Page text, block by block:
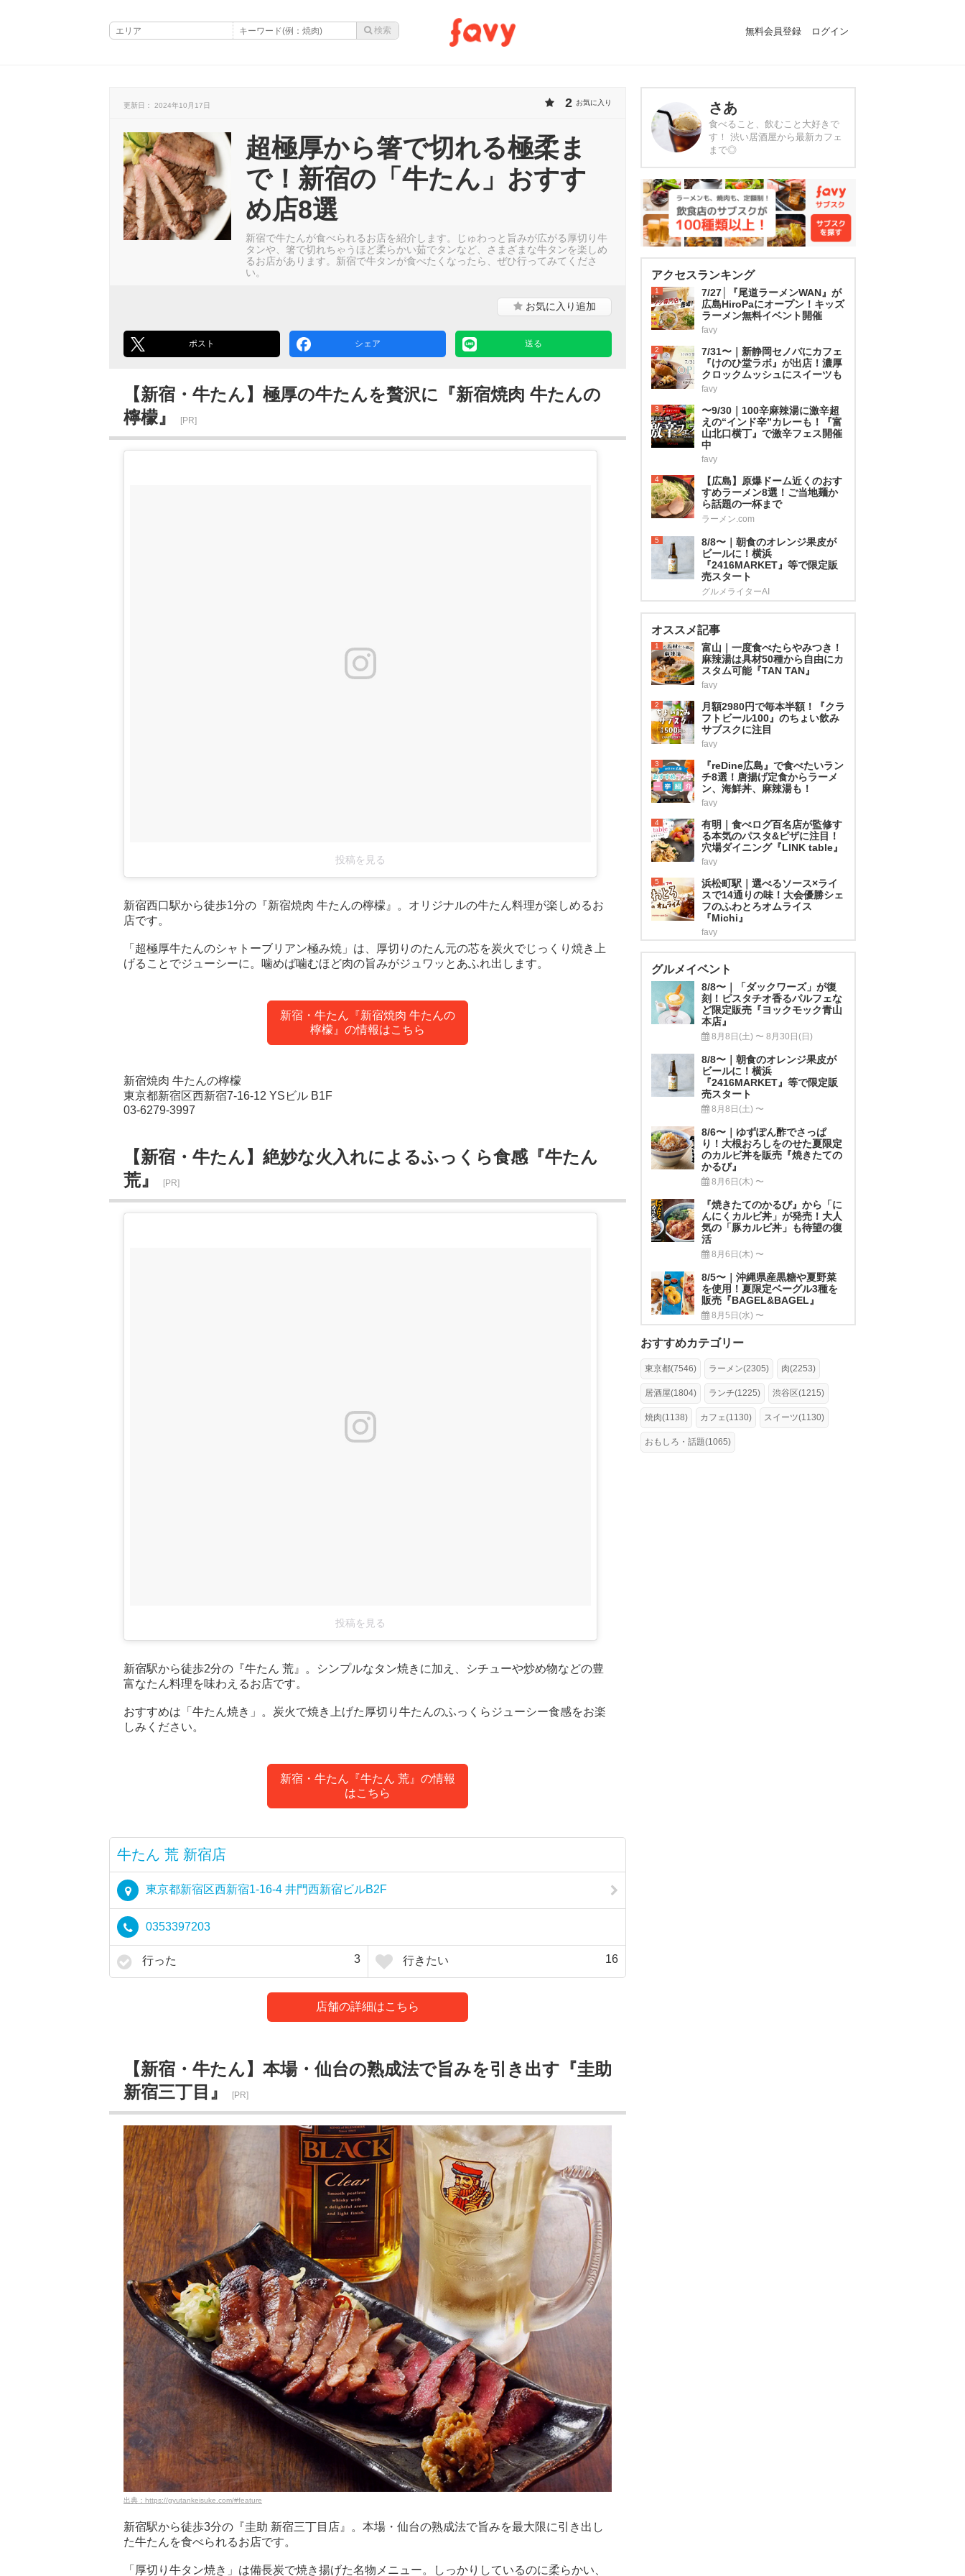
無料会員登録 ログイン
更新日： 2024年10月17日 2 お気に入り
超極厚から箸で切れる極柔ま
で！新宿の「牛たん」おすす
め店8選
新宿で牛たんが食べられるお店を紹介します。じゅわっと旨みが広がる厚切り牛
タンや、箸で切れちゃうほど柔らかい茹でタンなど、さまざまな牛タンを楽しめ
るお店があります。新宿で牛タンが食べたくなったら、ぜひ行ってみてくださ
い。
お気に入り追加
ポスト シェア 送る
【新宿・牛たん】極厚の牛たんを贅沢に『新宿焼肉 牛たんの
檸檬』
[PR]
投稿を見る
新宿西口駅から徒歩1分の『新宿焼肉 牛たんの檸檬』。オリジナルの牛たん料理が楽しめるお
店です。
「超極厚牛たんのシャトーブリアン極み焼」は、厚切りのたん元の芯を炭火でじっくり焼き上
げることでジューシーに。噛めば噛むほど肉の旨みがジュワッとあふれ出します。
新宿・牛たん『新宿焼肉 牛たんの
檸檬』の情報はこちら
新宿焼肉 牛たんの檸檬
東京都新宿区西新宿7-16-12 YSビル B1F
03-6279-3997
【新宿・牛たん】絶妙な火入れによるふっくら食感『牛たん
荒』
[PR]
投稿を見る
新宿駅から徒歩2分の『牛たん 荒』。シンプルなタン焼きに加え、シチューや炒め物などの豊
富なたん料理を味わえるお店です。
おすすめは「牛たん焼き」。炭火で焼き上げた厚切り牛たんのふっくらジューシー食感をお楽
しみください。
新宿・牛たん『牛たん 荒』の情報
はこちら
牛たん 荒 新宿店
東京都新宿区西新宿1-16-4 井門西新宿ビルB2F
0353397203
行った 3 行きたい 16
店舗の詳細はこちら
【新宿・牛たん】本場・仙台の熟成法で旨みを引き出す『圭助
新宿三丁目』
[PR]
出典：https://gyutankeisuke.com/#feature
新宿駅から徒歩3分の『圭助 新宿三丁目店』。本場・仙台の熟成法で旨みを最大限に引き出し
た牛たんを食べられるお店です。
「厚切り牛タン焼き」は備長炭で焼き揚げた名物メニュー。しっかりしているのに柔らかい、
さあ
食べること、飲むこと大好きで
す！ 渋い居酒屋から最新カフェ
まで◎
アクセスランキング
1
7/27│『尾道ラーメンWAN』が
広島HiroPaにオープン！キッズ
ラーメン無料イベント開催
favy
2
7/31〜｜新静岡セノバにカフェ
『けのひ堂ラボ』が出店！濃厚
クロックムッシュにスイーツも
favy
3
〜9/30｜100辛麻辣湯に激辛超
えの“インド辛”カレーも！『富
山北口横丁』で激辛フェス開催
中
favy
4
【広島】原爆ドーム近くのおす
すめラーメン8選！ご当地麺か
ら話題の一杯まで
ラーメン.com
5
8/8〜｜朝食のオレンジ果皮が
ビールに！横浜
『2416MARKET』等で限定販
売スタート
グルメライターAI
オススメ記事
1
富山｜一度食べたらやみつき！
麻辣湯は具材50種から自由にカ
スタム可能『TAN TAN』
favy
2
月額2980円で毎本半額！『クラ
フトビール100』のちょい飲み
サブスクに注目
favy
3
『reDine広島』で食べたいラン
チ8選！唐揚げ定食からラーメ
ン、海鮮丼、麻辣湯も！
favy
4
有明｜食べログ百名店が監修す
る本気のパスタ&ピザに注目！
穴場ダイニング『LINK table』
favy
5
浜松町駅｜選べるソース×ライ
スで14通りの味！大会優勝シェ
フのふわとろオムライス
『Michi』
favy
グルメイベント
8/8〜｜「ダックワーズ」が復
刻！ピスタチオ香るパルフェな
ど限定販売『ヨックモック青山
本店』
8月8日(土) 〜 8月30日(日)
8/8〜｜朝食のオレンジ果皮が
ビールに！横浜
『2416MARKET』等で限定販
売スタート
8月8日(土) 〜
8/6〜｜ゆずぽん酢でさっぱ
り！大根おろしをのせた夏限定
のカルビ丼を販売『焼きたての
かるび』
8月6日(木) 〜
『焼きたてのかるび』から「に
んにくカルビ丼」が発売！大人
気の「豚カルビ丼」も待望の復
活
8月6日(木) 〜
8/5〜｜沖縄県産黒糖や夏野菜
を使用！夏限定ベーグル3種を
販売『BAGEL&BAGEL』
8月5日(水) 〜
おすすめカテゴリー
東京都(7546) ラーメン(2305) 肉(2253)
居酒屋(1804) ランチ(1225) 渋谷区(1215)
焼肉(1138) カフェ(1130) スイーツ(1130)
おもしろ・話題(1065)